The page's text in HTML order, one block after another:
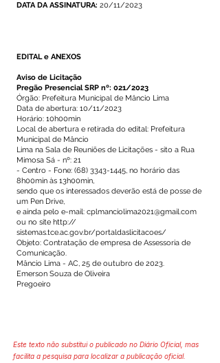
DATA DA ASSINATURA: 20/11/2023
EDITAL e ANEXOS
Aviso de Licitação
Pregão Presencial SRP nº: 021/2023
Órgão: Prefeitura Municipal de Mâncio Lima
Data de abertura: 10/11/2023
Horário: 10h00min
Local de abertura e retirada do edital: Prefeitura
Municipal de Mâncio
Lima na Sala de Reuniões de Licitações - sito a Rua
Mimosa Sá - nº: 21
- Centro - Fone: (68) 3343-1445, no horário das
8h00min às 13h00min,
sendo que os interessados deverão está de posse de
um Pen Drive,
e ainda pelo e-mail: cplmanciolima2021@gmail.com
ou no site http://
sistemas.tce.ac.gov.br/portaldaslicitacoes/
Objeto: Contratação de empresa de Assessoria de
Comunicação.
Mâncio Lima - AC, 25 de outubro de 2023.
Emerson Souza de Oliveira
Pregoeiro
Este texto não substitui o publicado no Diário Oficial, mas
facilita a pesquisa para localizar a publicação oficial.